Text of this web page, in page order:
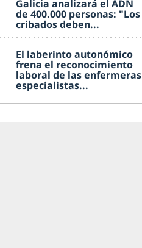
Galicia analizará el ADN
de 400.000 personas: "Los
cribados deben...
El laberinto autonómico
frena el reconocimiento
laboral de las enfermeras
especialistas...